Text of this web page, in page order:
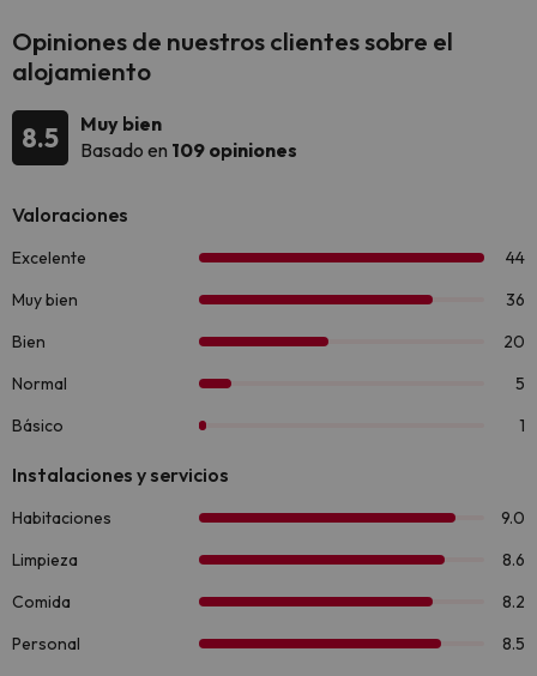
Opiniones de nuestros clientes sobre el
alojamiento
8.5
Muy bien
Basado en 109 opiniones